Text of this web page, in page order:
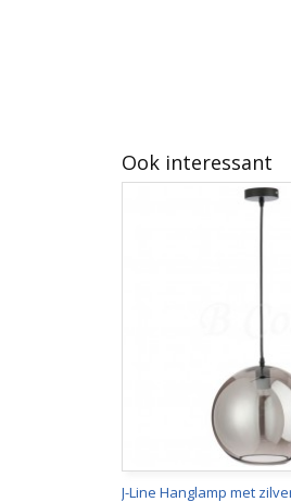
Ook interessant
J-Line Hanglamp met